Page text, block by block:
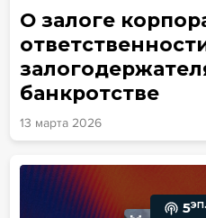
О залоге
банкротстве
13 марта 2026
5эп.